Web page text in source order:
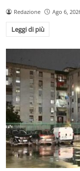
Redazione Ago 6,
Leggi di più